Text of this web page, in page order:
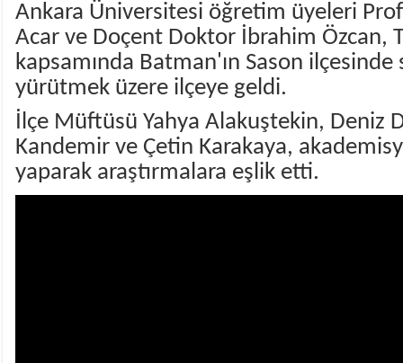
Ankara Üniversitesi öğretim üyeleri
Acar ve Doçent Doktor İbrahim Özcan,
kapsamında Batman'ın Sason ilçesinde
yürütmek üzere ilçeye geldi.
İlçe Müftüsü Yahya Alakuştekin, Deniz
Kandemir ve Çetin Karakaya,
yaparak araştırmalara eşlik etti.